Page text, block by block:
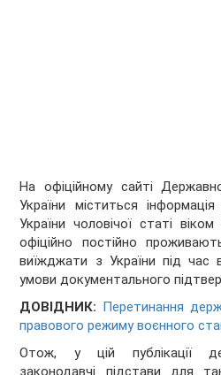
На офіційному сайті
України міститься
України чоловічої статі
офіційно постійно
виїжджати з України під час
умови документального
ДОВІДНИК: Перетинання
правового режиму воєнного
Отож, у цій публікації
законодавчі підстави для